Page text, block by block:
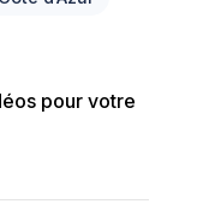
pour votre